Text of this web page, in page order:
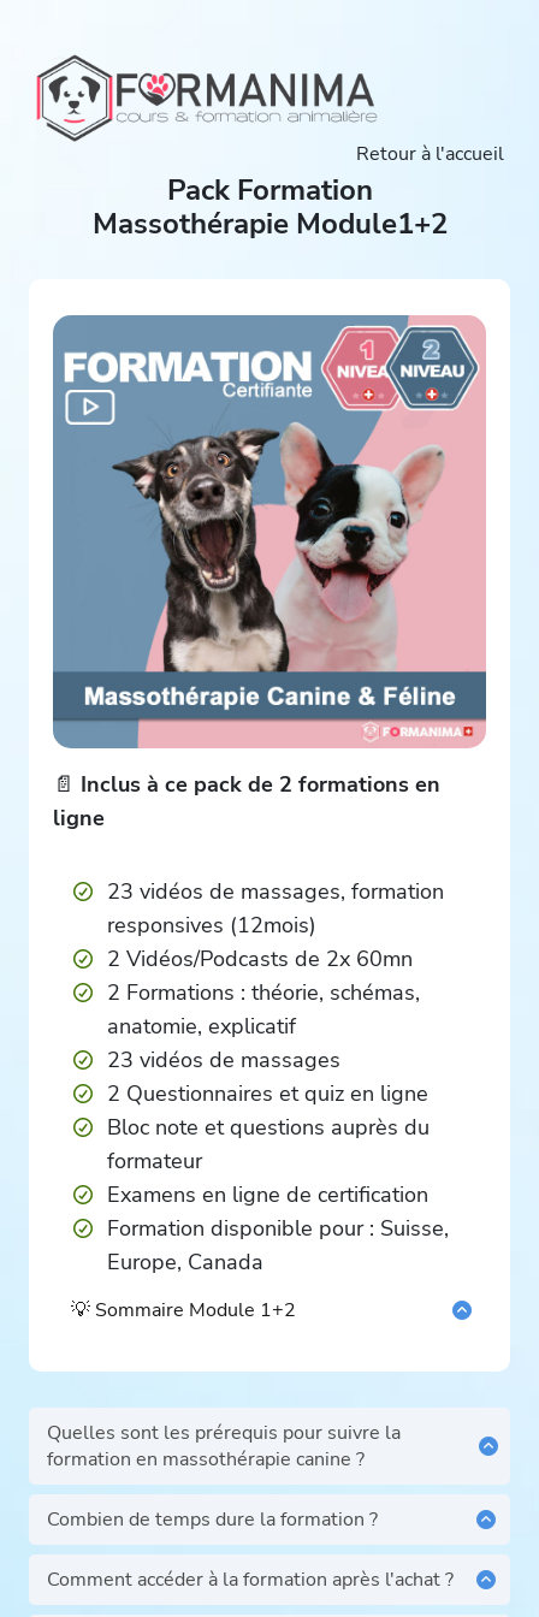
Retour à l'accueil
Pack Formation
Massothérapie Module1+2
📄 Inclus à ce pack de 2 formations en
ligne
23 vidéos de massages, formation
responsives (12mois)
2 Vidéos/Podcasts de 2x 60mn
2 Formations : théorie, schémas,
anatomie, explicatif
23 vidéos de massages
2 Questionnaires et quiz en ligne
Bloc note et questions auprès du
formateur
Examens en ligne de certification
Formation disponible pour : Suisse,
Europe, Canada
💡 Sommaire Module 1+2
Formation Module 1
Podcast Module 1
L’environnement et position
Module environnement et position
L’état d’être
Signes d’expression de l’animal
Durée d’une séance
Quelles sont les prérequis pour suivre la
formation en massothérapie canine ?
Aucun prérequis spécifique n’est nécessaire pour
suivre cette formation. Elle est ouverte à tous les
passionnés de chiens, que vous soyez débutant ou
que vous ayez déjà des connaissances de base en
soins animaliers.
Combien de temps dure la formation ?
La formation est conçue pour être flexible et
s'adapte à votre rythme. Le temps nécessaire pour
la compléter dépendra de votre disponibilité et de
Comment accéder à la formation après l'achat ?
Après avoir effectué votre paiement, vous recevrez